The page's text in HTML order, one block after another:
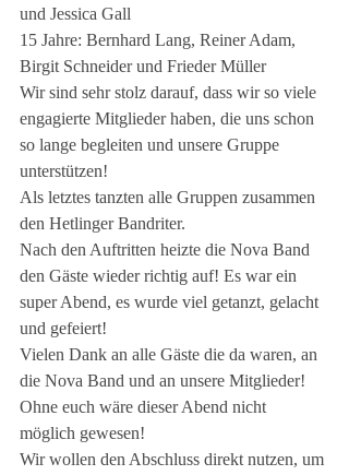
und Jessica Gall
15 Jahre: Bernhard Lang, Reiner Adam,
Birgit Schneider und Frieder Müller
Wir sind sehr stolz darauf, dass wir so viele
engagierte Mitglieder haben, die uns schon
so lange begleiten und unsere Gruppe
unterstützen!
Als letztes tanzten alle Gruppen zusammen
den Hetlinger Bandriter.
Nach den Auftritten heizte die Nova Band
den Gäste wieder richtig auf! Es war ein
super Abend, es wurde viel getanzt, gelacht
und gefeiert!
Vielen Dank an alle Gäste die da waren, an
die Nova Band und an unsere Mitglieder!
Ohne euch wäre dieser Abend nicht
möglich gewesen!
Wir wollen den Abschluss direkt nutzen, um